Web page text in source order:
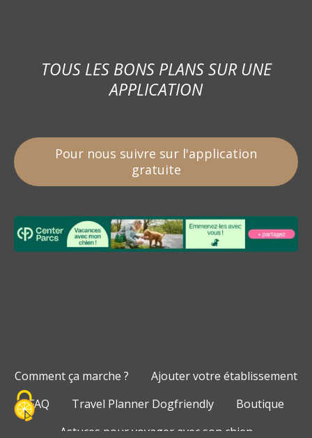
TOUS LES BONS PLANS SUR UNE
APPLICATION
Pour nous suivre sur l'application
gratuite
Comment ça marche ?
Ajouter votre établissement
FAQ
Travel Planner Dogfriendly
Boutique
Astuces pour voyager avec son chien